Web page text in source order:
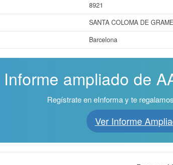
8921
SANTA COLOMA DE
Barcelona
ampliado de
Regístrate en eInforma y te
Ver Informe